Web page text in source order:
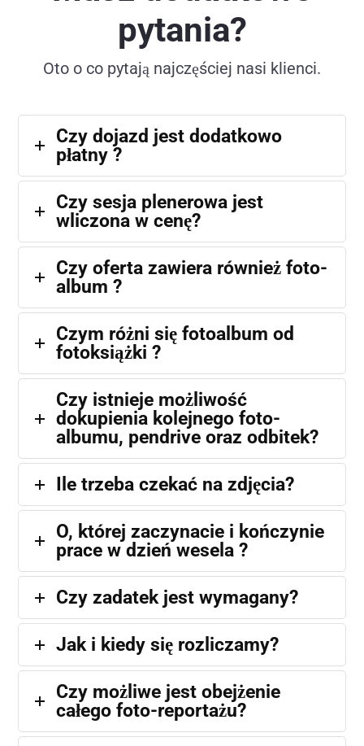
pytania?
Oto o co pytają najczęściej nasi klienci.
Czy dojazd jest dodatkowo
płatny ?
Czy sesja plenerowa jest
wliczona w cenę?
Czy oferta zawiera również foto-
album ?
Czym różni się fotoalbum od
fotoksiążki ?
Czy istnieje możliwość
dokupienia kolejnego foto-
albumu, pendrive oraz odbitek?
Ile trzeba czekać na zdjęcia?
O, której zaczynacie i kończynie
prace w dzień wesela ?
Czy zadatek jest wymagany?
Jak i kiedy się rozliczamy?
Czy możliwe jest obejżenie
całego foto-reportażu?